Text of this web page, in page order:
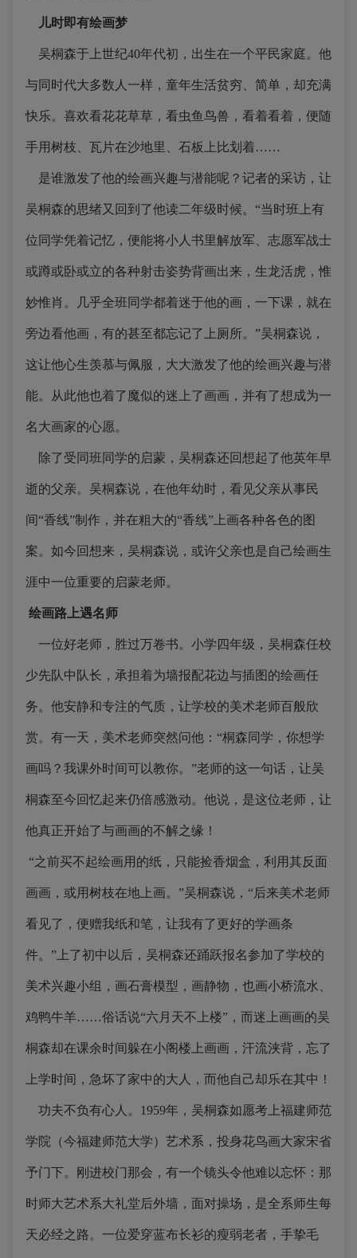
儿时即有绘画梦
吴桐森于上世纪40年代初，出生在一个平民家庭。他
与同时代大多数人一样，童年生活贫穷、简单，却充满
快乐。喜欢看花花草草，看虫鱼鸟兽，看着看着，便随
手用树枝、瓦片在沙地里、石板上比划着……
是谁激发了他的绘画兴趣与潜能呢？记者的采访，让
吴桐森的思绪又回到了他读二年级时候。“当时班上有
位同学凭着记忆，便能将小人书里解放军、志愿军战士
或蹲或卧或立的各种射击姿势背画出来，生龙活虎，惟
妙惟肖。几乎全班同学都着迷于他的画，一下课，就在
旁边看他画，有的甚至都忘记了上厕所。”吴桐森说，
这让他心生羡慕与佩服，大大激发了他的绘画兴趣与潜
能。从此他也着了魔似的迷上了画画，并有了想成为一
名大画家的心愿。
除了受同班同学的启蒙，吴桐森还回想起了他英年早
逝的父亲。吴桐森说，在他年幼时，看见父亲从事民
间“香线”制作，并在粗大的“香线”上画各种各色的图
案。如今回想来，吴桐森说，或许父亲也是自己绘画生
涯中一位重要的启蒙老师。
绘画路上遇名师
一位好老师，胜过万卷书。小学四年级，吴桐森任校
少先队中队长，承担着为墙报配花边与插图的绘画任
务。他安静和专注的气质，让学校的美术老师百般欣
赏。有一天，美术老师突然问他：“桐森同学，你想学
画吗？我课外时间可以教你。”老师的这一句话，让吴
桐森至今回忆起来仍倍感激动。他说，是这位老师，让
他真正开始了与画画的不解之缘！
“之前买不起绘画用的纸，只能捡香烟盒，利用其反面
画画，或用树枝在地上画。”吴桐森说，“后来美术老师
看见了，便赠我纸和笔，让我有了更好的学画条
件。”上了初中以后，吴桐森还踊跃报名参加了学校的
美术兴趣小组，画石膏模型，画静物，也画小桥流水、
鸡鸭牛羊……俗话说“六月天不上楼”，而迷上画画的吴
桐森却在课余时间躲在小阁楼上画画，汗流浃背，忘了
上学时间，急坏了家中的大人，而他自己却乐在其中！
功夫不负有心人。1959年，吴桐森如愿考上福建师范
学院（今福建师范大学）艺术系，投身花鸟画大家宋省
予门下。刚进校门那会，有一个镜头令他难以忘怀：那
时师大艺术系大礼堂后外墙，面对操场，是全系师生每
天必经之路。一位爱穿蓝布长衫的瘦弱老者，手挚毛